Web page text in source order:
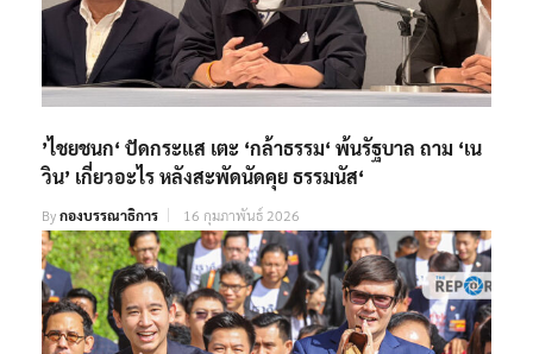
’ไชยชนก‘ ปัดกระแส เตะ ‘กล้าธรรม‘ พ้นรัฐบาล ถาม ‘เน
วิน’ เกี่ยวอะไร หลังสะพัดนัดคุย ธรรมนัส‘
Byกองบรรณาธิการ 16 กุมภาพันธ์ 2026